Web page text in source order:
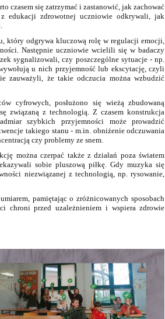
czasem się zatrzymać i zastanowić, jak zachować
edukacji zdrowotnej uczniowie odkrywali, jak
który odgrywa kluczową rolę w regulacji emocji,
Następnie uczniowie wcielili się w badaczy
sygnalizowali, czy poszczególne sytuacje - np.
u nich przyjemność lub ekscytację, czyli
zauważyli, że takie odczucia można wzbudzić
cyfrowych, posłużono się wieżą zbudowaną
związaną z technologią. Z czasem konstrukcja
szybkich przyjemności może prowadzić
takiego stanu - m.in. obniżenie odczuwania
czy problemy ze snem.
można czerpać także z działań poza światem
sobie pluszową piłkę. Gdy muzyka się
niezwiązanej z technologią, np. rysowanie,
pamiętając o zróżnicowanych sposobach
chroni przed uzależnieniem i wspiera zdrowie